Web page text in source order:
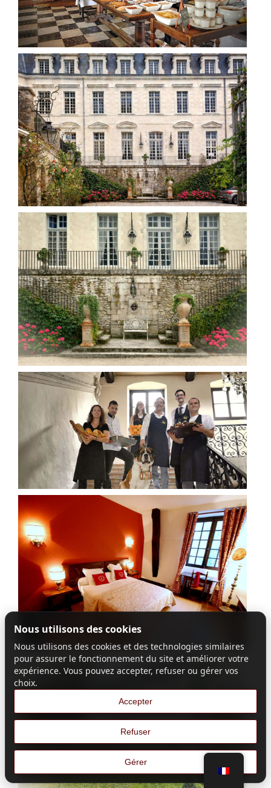
Nous utilisons des cookies
Nous utilisons des cookies et des technologies similaires
pour assurer le fonctionnement du site et améliorer votre
expérience. Vous pouvez accepter, refuser ou gérer vos
choix.
Accepter
Refuser
Gérer